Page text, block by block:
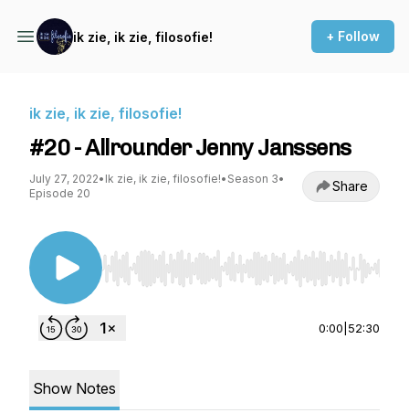
ik zie, ik zie, filosofie! + Follow
ik zie, ik zie, filosofie!
#20 - Allrounder Jenny Janssens
July 27, 2022• Ik zie, ik zie, filosofie!• Season 3•
Episode 20
Share
Use Left/Right to seek, Home/End to jump to
0:00 52:30
Show Notes